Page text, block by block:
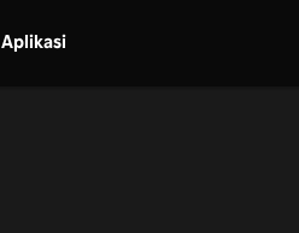
Aplikasi